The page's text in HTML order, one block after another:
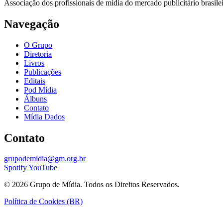
Associação dos profissionais de mídia do mercado publicitário
Navegação
O Grupo
Diretoria
Livros
Publicações
Editais
Pod Mídia
Álbuns
Contato
Mídia Dados
Contato
grupodemidia@gm.org.br
SpotifyYouTube
© 2026 Grupo de Mídia. Todos os Direitos Reservados.
Política de Cookies (BR)